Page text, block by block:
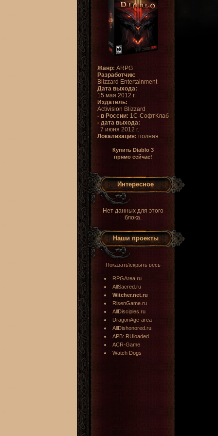
Жанр: ARPG
Разработчик:
Blizzard Entertainment
Дата выхода:
15 мая 2012 г.
Издатель:
Activision Blizzard
- в России: 1С-СофтКлаб
- дата выхода:
7 июня 2012 г.
Локализация: полная
Купить Diablo 3
прямо сейчас!
Интересное
Нет данных для этого
блока.
Наши проекты
Показать\скрыть весь
RPGArea.ru
AllSacred.ru
Witcher.net.ru
RisenGame.ru
AllDisciples.ru
DragonAge-area
AllDishonored.ru
APB: RUloaded
ACR-Game
Watch Dogs